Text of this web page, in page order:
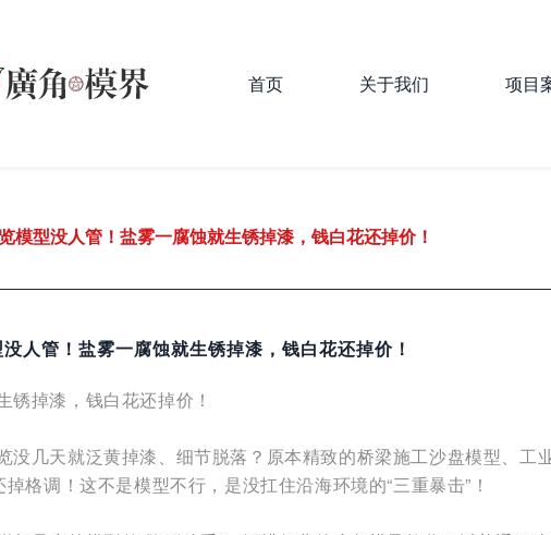
首页 关于我们 项目
模型没人管！盐雾一腐蚀就生锈掉漆，钱白花还掉价！
人管！盐雾一腐蚀就生锈掉漆，钱白花还掉价！
掉漆，钱白花还掉价！
没几天就泛黄掉漆、细节脱落？原本精致的桥梁施工沙盘模型、工
格调！这不是模型不行，是没扛住沿海环境的“三重暴击”！